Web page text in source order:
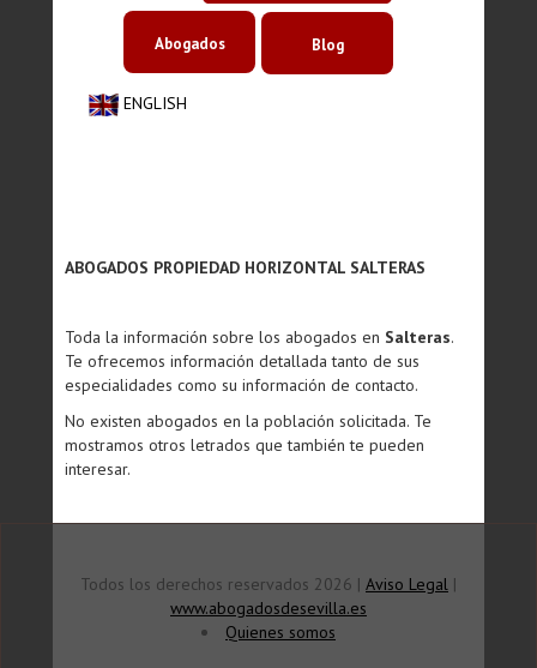
ENGLISH
Abogados Blog
ABOGADOS PROPIEDAD HORIZONTAL SALTERAS
Toda la información sobre los abogados en Salteras.
Te ofrecemos información detallada tanto de sus
especialidades como su información de contacto.
No existen abogados en la población solicitada. Te
mostramos otros letrados que también te pueden
interesar.
Todos los derechos reservados 2026 | Aviso Legal |
www.abogadosdesevilla.es
Quienes somos